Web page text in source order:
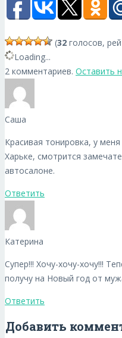
(32 голосов,
Loading...
2 комментариев. Оставить
Саша
Красивая тонировка, у
Харьке, смотрится
автосалоне.
Ответить
Катерина
Супер!!! Хочу-хочу-хочу!!!
получу на Новый год от
Ответить
Добавить